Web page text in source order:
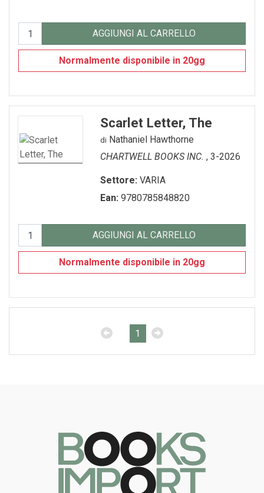
AGGIUNGI AL CARRELLO
Normalmente disponibile in 20gg
Scarlet Letter, The
di Nathaniel Hawthorne
CHARTWELL BOOKS INC. , 3-2026
Settore: VARIA
Ean: 9780785848820
AGGIUNGI AL CARRELLO
Normalmente disponibile in 20gg
1